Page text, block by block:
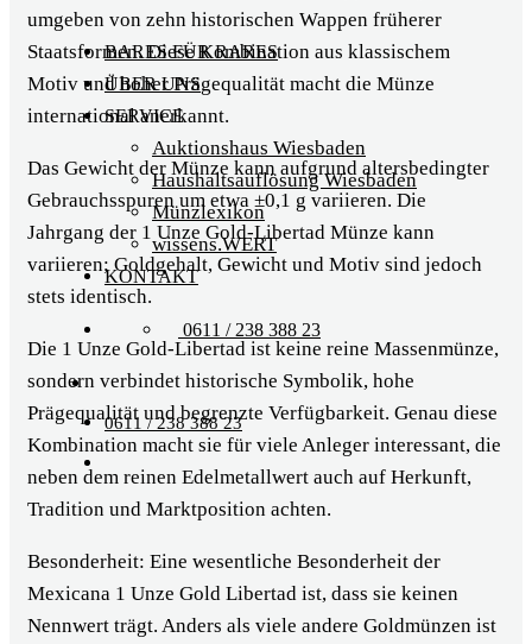
BARES FÜR RARES
ÜBER UNS
SERVICE
Auktionshaus Wiesbaden
Haushaltsauflösung Wiesbaden
Münzlexikon
wissens.WERT
KONTAKT
0611 / 238 388 23
0611 / 238 388 23
umgeben von zehn historischen Wappen früherer
Staatsformen. Diese Kombination aus klassischem
Motiv und hoher Prägequalität macht die Münze
international anerkannt.
Das Gewicht der Münze kann aufgrund altersbedingter
Gebrauchsspuren um etwa ±0,1 g variieren. Die
Jahrgang der 1 Unze Gold-Libertad Münze kann
variieren; Goldgehalt, Gewicht und Motiv sind jedoch
stets identisch.
Die 1 Unze Gold-Libertad ist keine reine Massenmünze,
sondern verbindet historische Symbolik, hohe
Prägequalität und begrenzte Verfügbarkeit. Genau diese
Kombination macht sie für viele Anleger interessant, die
neben dem reinen Edelmetallwert auch auf Herkunft,
Tradition und Marktposition achten.
Besonderheit: Eine wesentliche Besonderheit der
Mexicana 1 Unze Gold Libertad ist, dass sie keinen
Nennwert trägt. Anders als viele andere Goldmünzen ist